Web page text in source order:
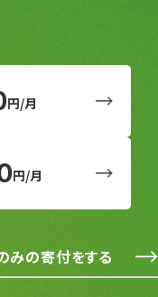
円/月
円/月
みの寄付をする